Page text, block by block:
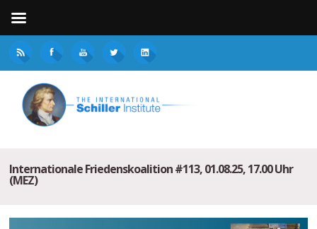
Internationale Friedenskoalition #113, 01.08.25, 17.00 Uhr
(MEZ)